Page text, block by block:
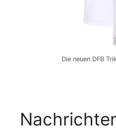
Die neuen DFB